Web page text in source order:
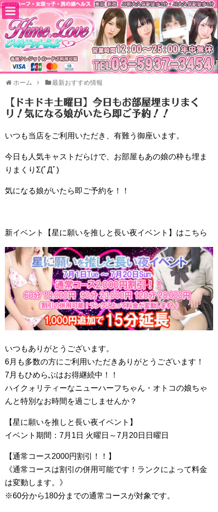
ホーム 最新おすすめ情報
【ドキドキ土曜日】今日もお部屋埋まりまく
り！気になる娘がいたら即ご予約！！
いつも当店をご利用いただき、有難う御座います。
今日も人気キャストだらけで、お部屋もあの娘の枠も埋ま
りまくりΣ(ﾟДﾟ)
気になる娘がいたら即ご予約を！！
新イベント【星に願いを推しと長い夜イベント】はこちら
いつもありがとうございます。
6月も多数の方にご利用いただきありがとうございます！
7月もひめらぶはお得継続中！！
ハイクォリティーなニューハーフちゃん・オトコの娘ちゃ
んと特別なお時間を過ごしませんか？
【星に願いを推しと長い夜イベント】
イベント期間：7月1日 火曜日～7月20日日曜日
【通常コース2000円割引！！】
《通常コースは割引の併用可能です！ランクによって料金
は変動します。》
※60分から180分までの通常コースが対象です。